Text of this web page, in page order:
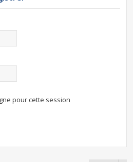
pour cette session